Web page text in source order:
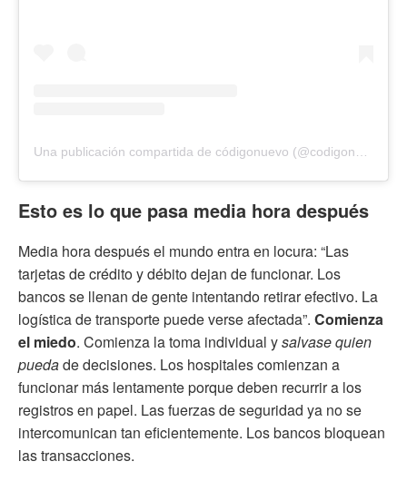
Esto es lo que pasa media hora después
Media hora después el mundo entra en locura: “Las
tarjetas de crédito y débito dejan de funcionar. Los
bancos se llenan de gente intentando retirar efectivo. La
logística de transporte puede verse afectada”. Comienza
el miedo. Comienza la toma individual ysalvase quien
puedade decisiones. Los hospitales comienzan a
funcionar más lentamente porque deben recurrir a los
registros en papel. Las fuerzas de seguridad ya no se
intercomunican tan eficientemente. Los bancos bloquean
las transacciones.